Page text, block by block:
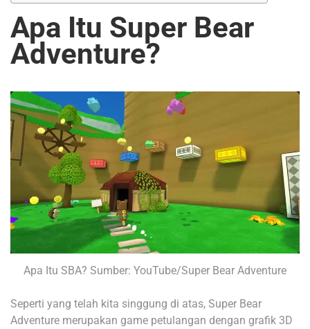
Apa Itu Super Bear
Adventure?
Apa Itu SBA? Sumber: YouTube/Super Bear Adventure
Seperti yang telah kita singgung di atas, Super Bear
Adventure merupakan game petulangan dengan grafik 3D